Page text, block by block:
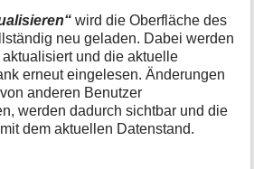
wird die Oberfläche des
neu geladen. Dabei werden
und die aktuelle
erneut eingelesen. Änderungen
anderen Benutzer
werden dadurch sichtbar und die
dem aktuellen Datenstand.